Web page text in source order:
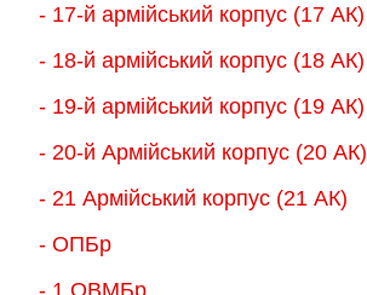
- 17-й армійський корпус (17 АК)
- 18-й армійський корпус (18 AК)
- 19-й армійський корпус (19 АК)
- 20-й Армійський корпус (20 АК)
- 21 Армійський корпус (21 АК)
- ОПБр
- 1 ОВМБр